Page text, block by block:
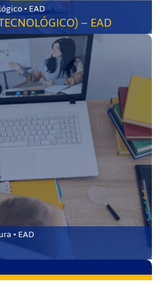
Divinópolis-MG • Tecnológico • EAD
– EAD
• EAD